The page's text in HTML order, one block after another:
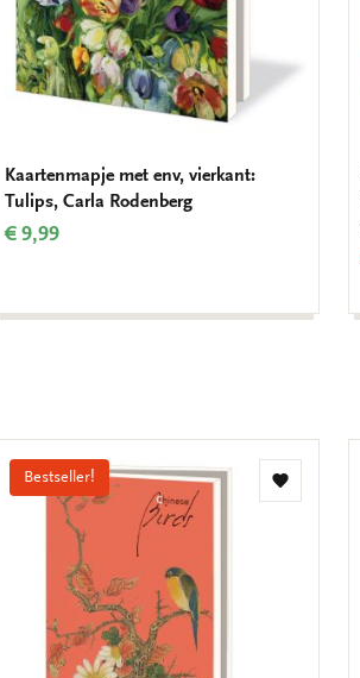
Kaartenmapje met env, vierkant:
Tulips, Carla Rodenberg
€ 9,99
Bestseller!
Toevoegen